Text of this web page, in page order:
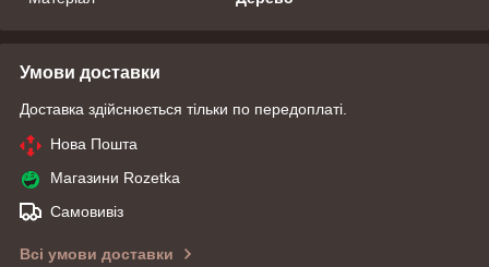
Умови доставки
Доставка здійснюється тільки по передоплаті.
Нова Пошта
Магазини Rozetka
Самовивіз
Всі умови доставки